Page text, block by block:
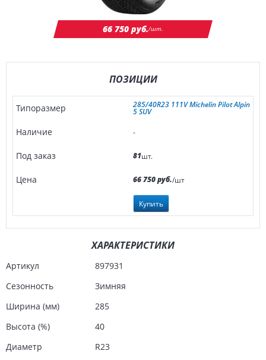
66 750 руб./шт.
ПОЗИЦИИ
285/40R23 111V Michelin Pilot Alpin
5 SUV
-
81шт.
66 750 руб./шт
Купить
ХАРАКТЕРИСТИКИ
Артикул
897931
Сезонность
Зимняя
Ширина (мм)
285
Высота (%)
40
Диаметр
R23